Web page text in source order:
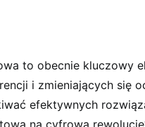
to obecnie kluczowy
i zmieniających się
efektywnych
na cyfrową